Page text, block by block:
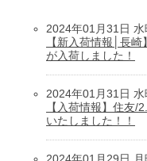
2024年01月31日 水
【新入荷情報│長
が入荷しました！
2024年01月31日 水
【入荷情報】住友/
いたしました！！